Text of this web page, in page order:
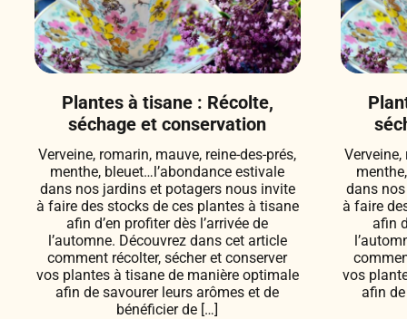
Plantes à tisane : Récolte,
séchage et conservation
Verveine, romarin, mauve, reine-des-prés,
menthe, bleuet…l’abondance estivale
dans nos jardins et potagers nous invite
à faire des stocks de ces plantes à tisane
afin d’en profiter dès l’arrivée de
l’automne. Découvrez dans cet article
comment récolter, sécher et conserver
vos plantes à tisane de manière optimale
afin de savourer leurs arômes et de
bénéficier de […]
Verveine,
dans
à faire
afin
vos
afin